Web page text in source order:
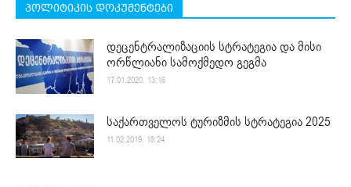
პოლიტიკის დოკუმენტები
დეცენტრალიზაციის სტრატეგია და მისი
ორწლიანი სამოქმედო გეგმა
17.01.2020. 13:16
საქართველოს ტურიზმის სტრატეგია 2025
11.02.2019. 18:24